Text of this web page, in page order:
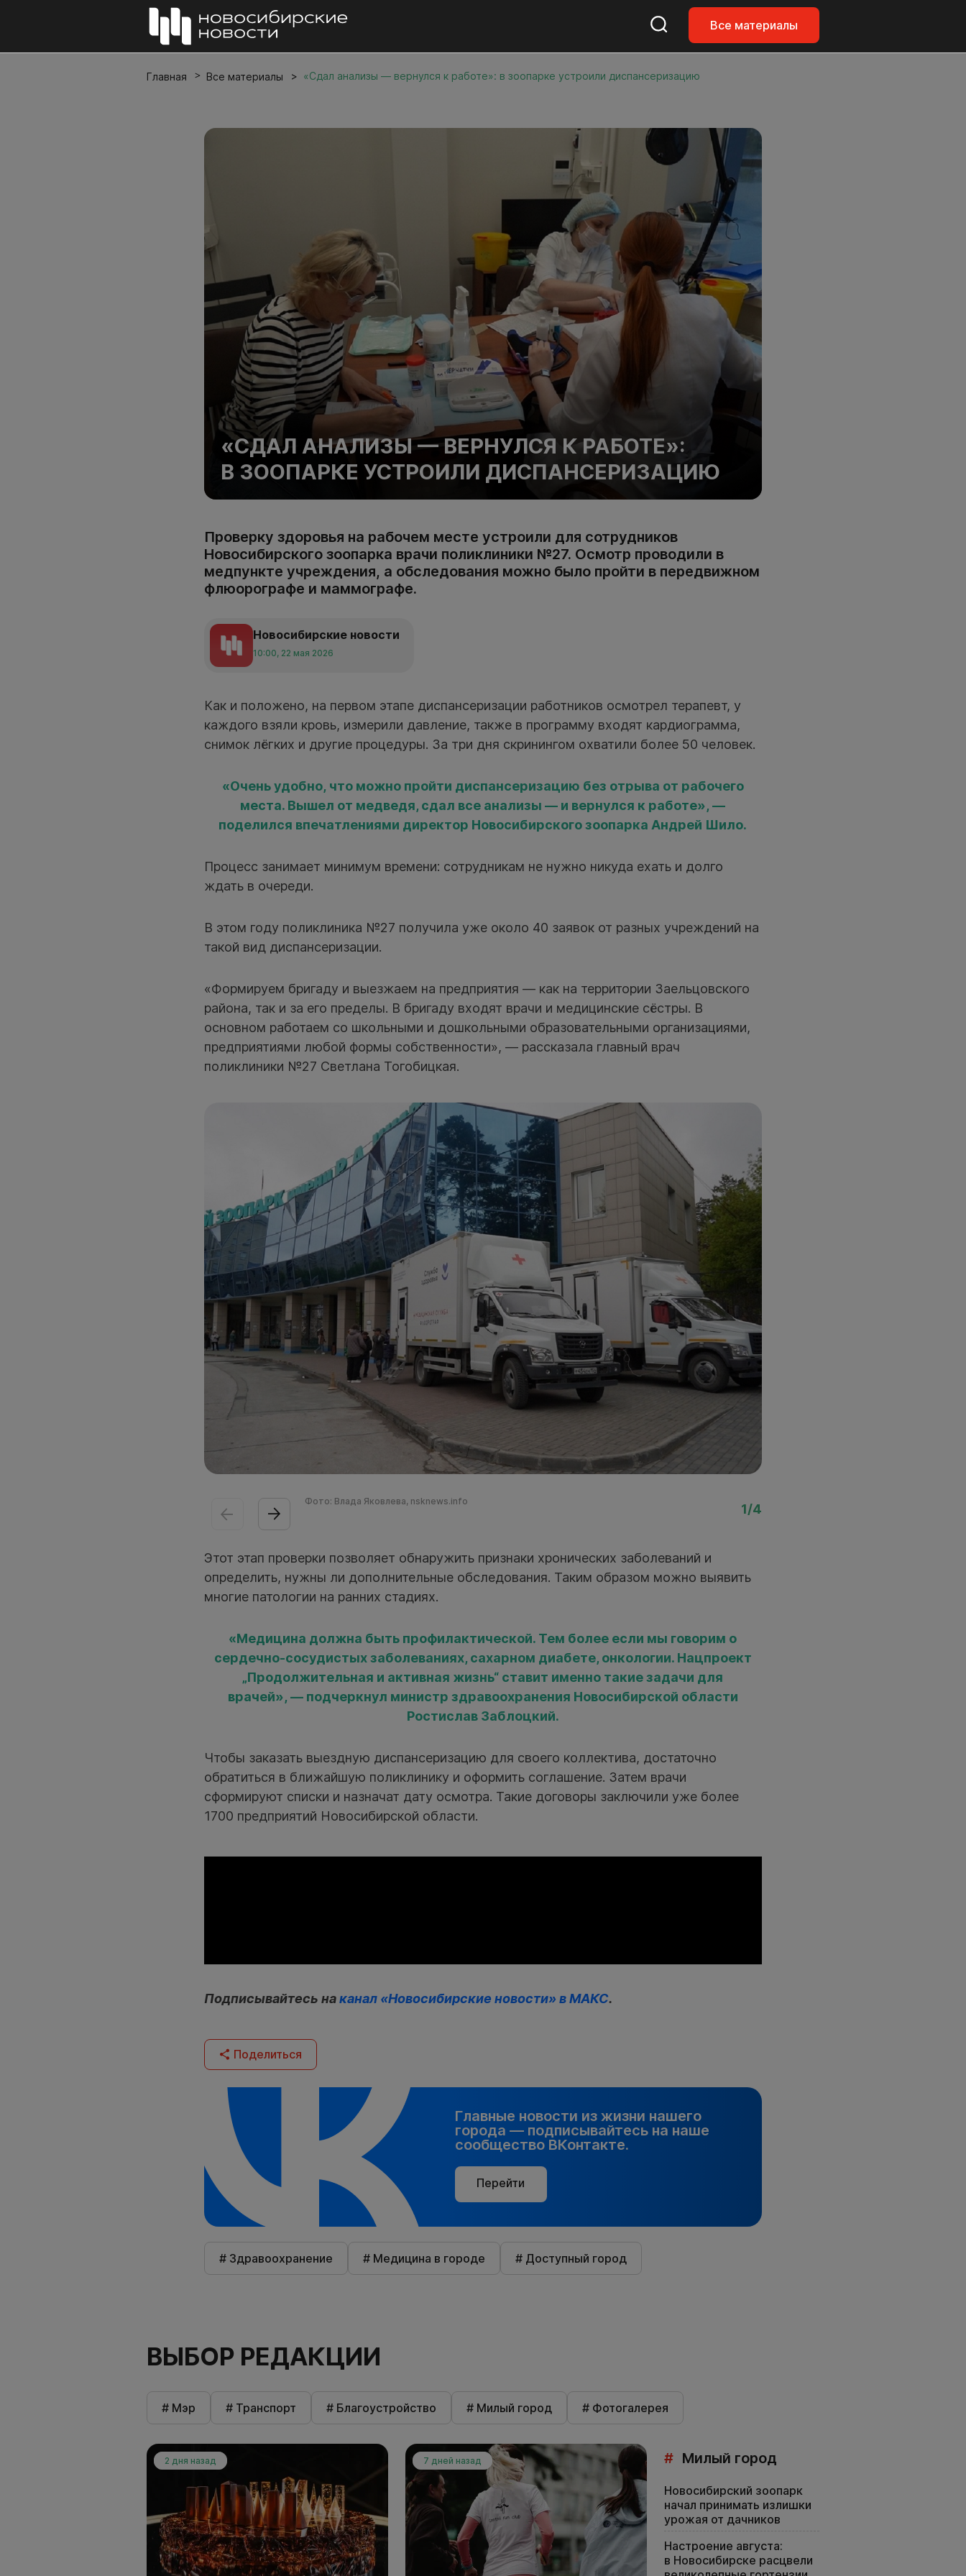
Все материалы
Главная Все материалы «Сдал анализы — вернулся к работе»: в зоопарке устроили диспансеризацию
«СДАЛ АНАЛИЗЫ — ВЕРНУЛСЯ К РАБОТЕ»:
В ЗООПАРКЕ УСТРОИЛИ ДИСПАНСЕРИЗАЦИЮ
Проверку здоровья на рабочем месте устроили для сотрудников
Новосибирского зоопарка врачи поликлиники №27. Осмотр проводили в
медпункте учреждения, а обследования можно было пройти в передвижном
флюорографе и маммографе.
Новосибирские новости
10:00, 22 мая 2026
Как и положено, на первом этапе диспансеризации работников осмотрел терапевт, у
каждого взяли кровь, измерили давление, также в программу входят кардиограмма,
снимок лёгких и другие процедуры. За три дня скринингом охватили более 50 человек.
«Очень удобно, что можно пройти диспансеризацию без отрыва от рабочего
места. Вышел от медведя, сдал все анализы — и вернулся к работе», —
поделился впечатлениями директор Новосибирского зоопарка Андрей Шило.
Процесс занимает минимум времени: сотрудникам не нужно никуда ехать и долго
ждать в очереди.
В этом году поликлиника №27 получила уже около 40 заявок от разных учреждений на
такой вид диспансеризации.
«Формируем бригаду и выезжаем на предприятия — как на территории Заельцовского
района, так и за его пределы. В бригаду входят врачи и медицинские сёстры. В
основном работаем со школьными и дошкольными образовательными организациями,
предприятиями любой формы собственности», — рассказала главный врач
поликлиники №27 Светлана Тогобицкая.
Фото: Влада Яковлева, nsknews.info
1/4
Этот этап проверки позволяет обнаружить признаки хронических заболеваний и
определить, нужны ли дополнительные обследования. Таким образом можно выявить
многие патологии на ранних стадиях.
«Медицина должна быть профилактической. Тем более если мы говорим о
сердечно-сосудистых заболеваниях, сахарном диабете, онкологии. Нацпроект
„Продолжительная и активная жизнь“ ставит именно такие задачи для
врачей», — подчеркнул министр здравоохранения Новосибирской области
Ростислав Заблоцкий.
Чтобы заказать выездную диспансеризацию для своего коллектива, достаточно
обратиться в ближайшую поликлинику и оформить соглашение. Затем врачи
сформируют списки и назначат дату осмотра. Такие договоры заключили уже более
1700 предприятий Новосибирской области.
Подписывайтесь наканал «Новосибирские новости» в МАКС.
Поделиться
Главные новости из жизни нашего
города — подписывайтесь на наше
сообщество ВКонтакте.
Перейти
# Здравоохранение # Медицина в городе # Доступный город
ВЫБОР РЕДАКЦИИ
# Мэр # Транспорт # Благоустройство # Милый город # Фотогалерея
2 дня назад 7 дней назад # Милый город
Новосибирский зоопарк
начал принимать излишки
урожая от дачников
Настроение августа:
в Новосибирске расцвели